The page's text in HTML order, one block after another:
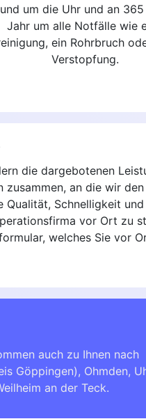
um die Uhr und an
Jahr um alle Notfälle wie
ein Rohrbruch
Verstopfung.
die dargebotenen
an die wir
Schnelligkeit
vor Ort zu
welches Sie vor
auch zu Ihnen nach
Göppingen) , Ohmden,
an der Teck.